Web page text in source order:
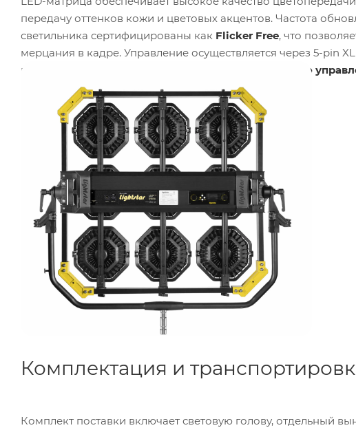
передачу оттенков кожи и цветовых акцентов. Частота
светильника сертифицированы как Flicker Free, что
мерцания в кадре. Управление осуществляется через 5-pin
встроенный модуль
LumenRadio для беспроводного
Комплектация и
Комплект поставки включает световую голову, отдельный